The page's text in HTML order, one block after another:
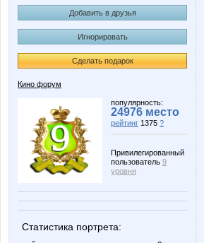
Добавить в друзья
Игнорировать
Сделать подарок
Кино форум
популярность:
24976 место
рейтинг 1375 ?
Привилегированный
пользователь 9
уровня
Статистика портрета: